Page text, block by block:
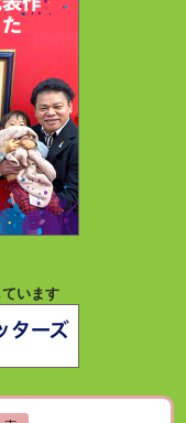
います